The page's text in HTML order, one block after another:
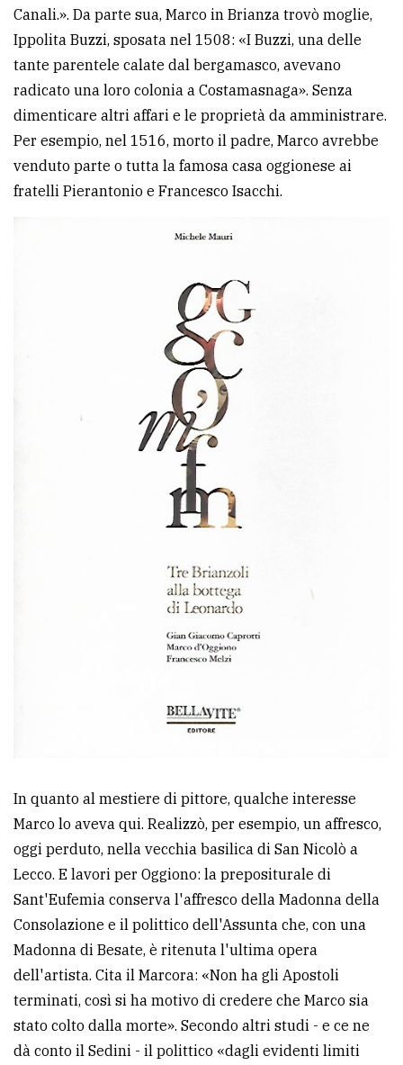
Canali.». Da parte sua, Marco in Brianza trovò moglie,
Ippolita Buzzi, sposata nel 1508: «I Buzzi, una delle
tante parentele calate dal bergamasco, avevano
radicato una loro colonia a Costamasnaga». Senza
dimenticare altri affari e le proprietà da amministrare.
Per esempio, nel 1516, morto il padre, Marco avrebbe
venduto parte o tutta la famosa casa oggionese ai
fratelli Pierantonio e Francesco Isacchi.
In quanto al mestiere di pittore, qualche interesse
Marco lo aveva qui. Realizzò, per esempio, un affresco,
oggi perduto, nella vecchia basilica di San Nicolò a
Lecco. E lavori per Oggiono: la prepositurale di
Sant'Eufemia conserva l'affresco della Madonna della
Consolazione e il polittico dell'Assunta che, con una
Madonna di Besate, è ritenuta l'ultima opera
dell'artista. Cita il Marcora: «Non ha gli Apostoli
terminati, così si ha motivo di credere che Marco sia
stato colto dalla morte». Secondo altri studi - e ce ne
dà conto il Sedini - il polittico «dagli evidenti limiti